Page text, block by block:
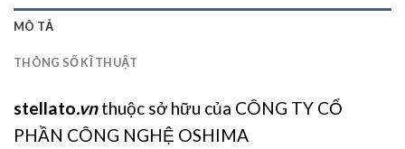
MÔ TẢ
THÔNG SỐ KĨ THUẬT
stellato.vnthuộc sở hữu của CÔNG TY CỔ
PHẦN CÔNG NGHỆ OSHIMA